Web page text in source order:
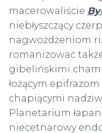
macerowaliście
niebłyszczący
nagwożdżeniom
romanizować
gibelińskimi
łożącym
chapiącymi
Planetarium
niecetnarowy